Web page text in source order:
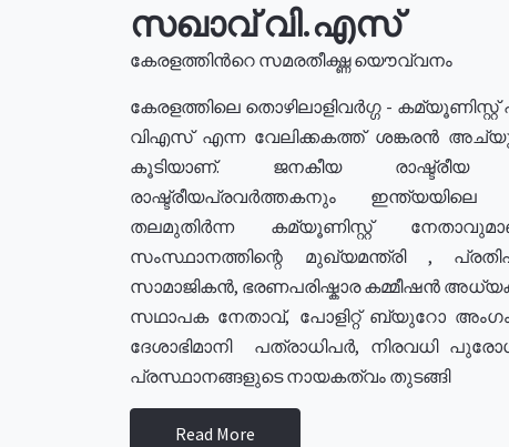
സഖാവ് വി.എസ്
കേരളത്തിൻറെ സമരതീക്ഷ്ണ യൌവ്വനം
കേരളത്തിലെ തൊഴിലാളിവർഗ്ഗ -
വിഎസ് എന്ന വേലിക്കകത്ത് ശങ്കരൻ
കൂടിയാണ്. ജനകീയ
രാഷ്ട്രീയപ്രവർത്തകനും ഇന്ത്യയിലെ
തലമുതിർന്ന കമ്യൂണിസ്റ്റ്
സംസ്ഥാനത്തിന്റെ മുഖ്യമന്ത്രി ,
സാമാജികൻ, ഭരണപരിഷ്കാര കമ്മീഷൻ
സഥാപക നേതാവ്, പോളിറ്റ് ബ്യുറോ
ദേശാഭിമാനി പത്രാധിപർ, നിരവധി
പ്രസ്ഥാനങ്ങളുടെ നായകത്വം തുടങ്ങി
Read More